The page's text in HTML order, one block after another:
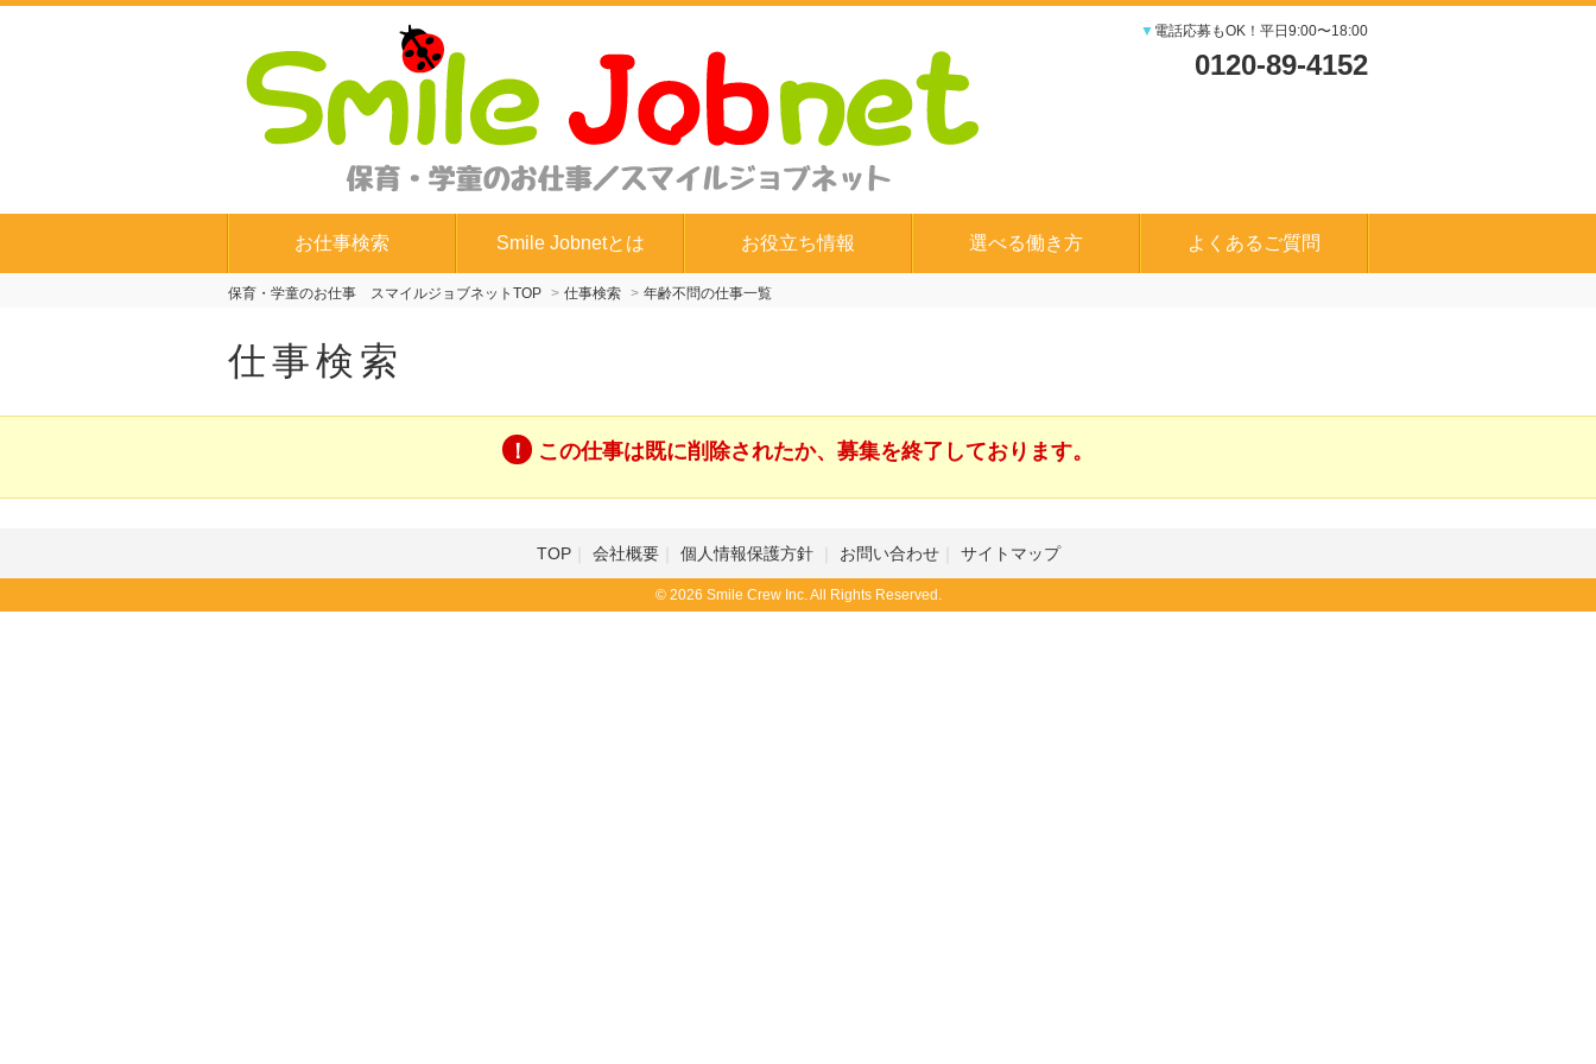
▼ 電話応募もOK！平日9:00〜18:00
0120-89-4152
お仕事検索 Smile Jobnetとは お役立ち情報 選べる働き方 よくあるご質問
保育・学童のお仕事 スマイルジョブネットTOP 仕事検索 年齢不問の仕事一覧
仕事検索
この仕事は既に削除されたか、募集を終了しております。
TOP 会社概要 個人情報保護方針 お問い合わせ サイトマップ
© 2026 Smile Crew Inc. All Rights Reserved.